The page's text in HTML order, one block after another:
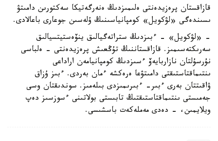
قازاقستان پرەزيدەنتى ەلىمىزدىڭ ەنەرگەتيكا سەكتورىن دامىتۋ
ىسىندەگى «لۋكويل» كومپانياسىنىڭ ۇلەسىن جوعارى باعالادى.
- «لۋكويل» - ءبىزدىڭ ستراتەگيالىق ينۆەستيتسيالىق
سەرىكتەسىمىز. قازاقستاننىڭ تۇڭعىش پرەزيدەنتى - ەلباسى
نۇرسۇلتان نازاربايەۆ ءسىزدىڭ كومپانيامەن اراداعى
ىنتىماقتاستىقتى دامىتۋعا ەرەكشە ءمان بەردى. ءبىز ۇزاق
ۋاقىتتان بەرى ءبىر- ءبىرىمىزدى بىلەمىز. سوندىقتان وسى
جەمىستى ىنتىماقتاستىقتىڭ تابىستى بولاتىنى ءسوزسىز دەپ
ويلايمىن، - دەدى مەملەكەت باسشىسى.